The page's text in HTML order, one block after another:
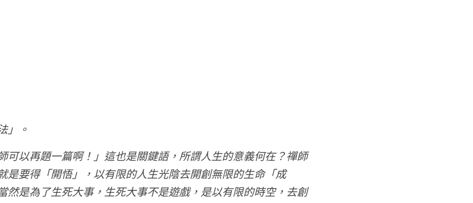
」。
可以再題一篇啊！」這也是關鍵語，所謂人生的意義何在？禪師
是要得「開悟」，以有限的人生光陰去開創無限的生命「成
然是為了生死大事，生死大事不是遊戲，是以有限的時空，去創